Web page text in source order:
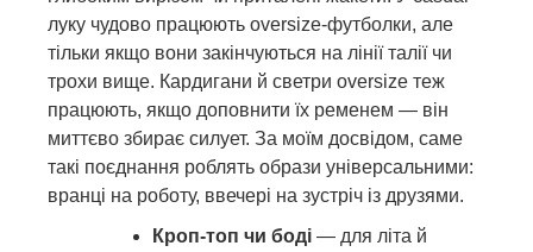
луку чудово працюють oversize-футболки, але
тільки якщо вони закінчуються на лінії талії чи
трохи вище. Кардигани й светри oversize теж
працюють, якщо доповнити їх ременем — він
миттєво збирає силует. За моїм досвідом, саме
такі поєднання роблять образи універсальними:
вранці на роботу, ввечері на зустріч із друзями.
Кроп-топ чи боді — для літа й